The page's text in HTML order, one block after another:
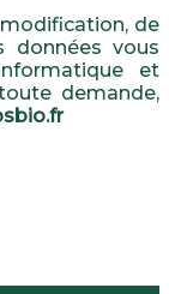
modification, de
données vous
et
demande,